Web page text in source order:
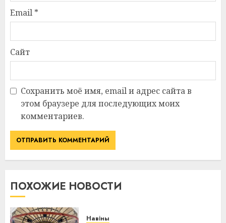
Email *
Сайт
Сохранить моё имя, email и адрес сайта в
этом браузере для последующих моих
комментариев.
ПОХОЖИЕ НОВОСТИ
Навіны